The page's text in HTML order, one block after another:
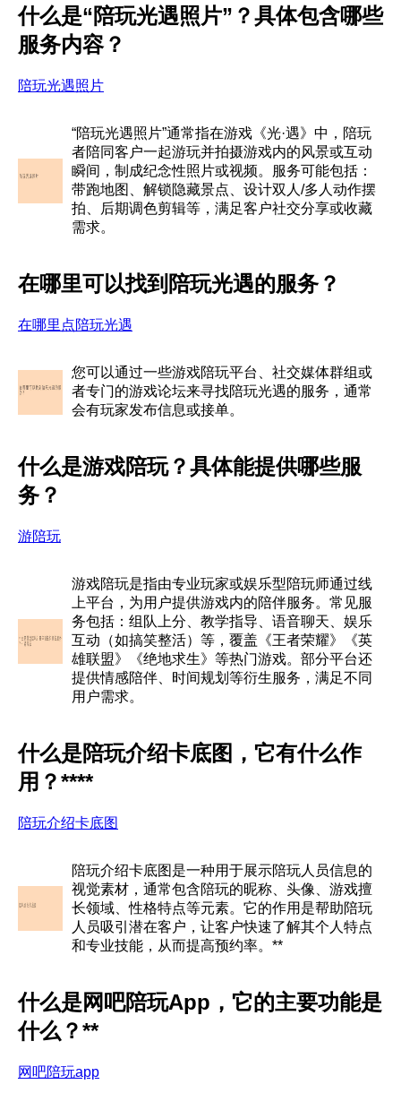
什么是“陪玩光遇照片”？具体包含哪些
服务内容？
陪玩光遇照片
“陪玩光遇照片”通常指在游戏《光·遇》中，陪玩
者陪同客户一起游玩并拍摄游戏内的风景或互动
瞬间，制成纪念性照片或视频。服务可能包括：
带跑地图、解锁隐藏景点、设计双人/多人动作摆
拍、后期调色剪辑等，满足客户社交分享或收藏
需求。
在哪里可以找到陪玩光遇的服务？
在哪里点陪玩光遇
您可以通过一些游戏陪玩平台、社交媒体群组或
者专门的游戏论坛来寻找陪玩光遇的服务，通常
会有玩家发布信息或接单。
什么是游戏陪玩？具体能提供哪些服
务？
游陪玩
游戏陪玩是指由专业玩家或娱乐型陪玩师通过线
上平台，为用户提供游戏内的陪伴服务。常见服
务包括：组队上分、教学指导、语音聊天、娱乐
互动（如搞笑整活）等，覆盖《王者荣耀》《英
雄联盟》《绝地求生》等热门游戏。部分平台还
提供情感陪伴、时间规划等衍生服务，满足不同
用户需求。
什么是陪玩介绍卡底图，它有什么作
用？****
陪玩介绍卡底图
陪玩介绍卡底图是一种用于展示陪玩人员信息的
视觉素材，通常包含陪玩的昵称、头像、游戏擅
长领域、性格特点等元素。它的作用是帮助陪玩
人员吸引潜在客户，让客户快速了解其个人特点
和专业技能，从而提高预约率。**
什么是网吧陪玩App，它的主要功能是
什么？**
网吧陪玩app